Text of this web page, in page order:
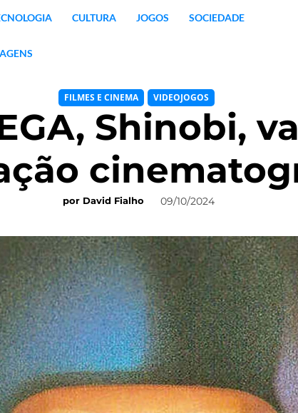
CULTURA JOGOS SOCIEDADE
FILMES E CINEMA VIDEOJOGOS
Shinobi,
por David Fialho 09/10/2024